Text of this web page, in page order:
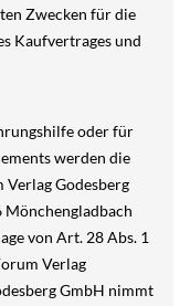
Zwecken für die
Kaufvertrages und
oder für
werden die
Verlag Godesberg
Mönchengladbach
von Art. 28 Abs. 1
Verlag
GmbH nimmt